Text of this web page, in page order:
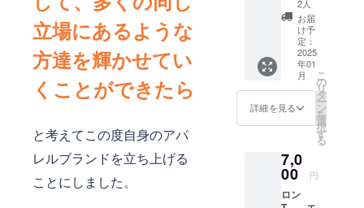
立場にあるような
方達を輝かせてい
くことができたら
と考えてこの度自身のアパ
レルブランドを立ち上げる
ことにしました。
ラーや
デザイ
ンは、
実物商
品と若
干異な
る場合
ます。
m 身
幅/56c
m 肩
幅/49c
m 袖
丈/22c
> 確定
後の変
のでご
注意下
商品カ
m 身
幅/52c
m 肩
幅/47c
m 袖
丈/20c
m L:
身
m 肩
幅/50c
m 袖
丈/22c
す】
1ヶ月30
本の
レッス
ン受け
放題・
約100本
の動画
見放
題・セ
参加、
その他
特典多
数 木田
2人
お届
け予
定：
2025
年01
月
詳細を見る
こ
の
リ
タ
ー
ン
を
選
択
す
る
7,0
00 円
ロン